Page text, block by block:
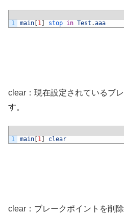
1 main 1 stop in Test .aaa
clear：現在設定されているブ
す。
1 main 1 clear
clear：ブレークポイントを削除